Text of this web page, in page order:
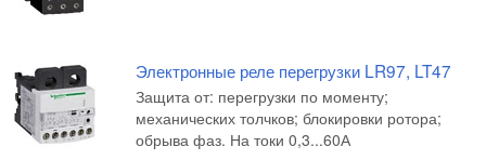
Электронные реле перегрузки LR97, LT47
Защита от: перегрузки по моменту;
механических толчков; блокировки ротора;
обрыва фаз. На токи 0,3...60А